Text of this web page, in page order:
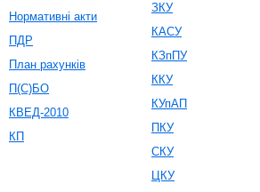
Нормативні акти
ПДР
План рахунків
П(С)БО
КВЕД-2010
КП
ЗКУ
КАСУ
КЗпПУ
ККУ
КУпАП
ПКУ
СКУ
ЦКУ